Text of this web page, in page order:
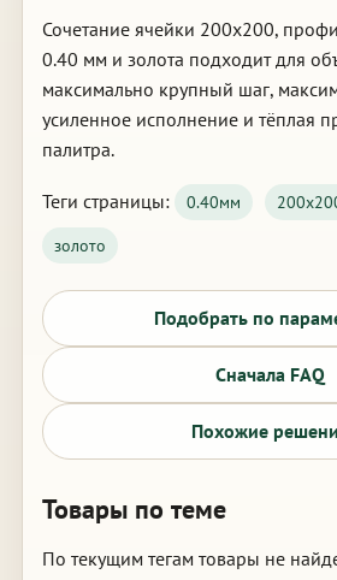
Сочетание ячейки 200х200,
0.40 мм и золота подходит для
максимально крупный шаг,
усиленное исполнение и тёплая
палитра.
Теги страницы: 0.40мм
золото
Подобрать по
Сначала FAQ
Похожие
Товары по теме
По текущим тегам товары не